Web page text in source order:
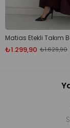
Matias Etekli Takım
₺1.299,90 ₺1.629,90